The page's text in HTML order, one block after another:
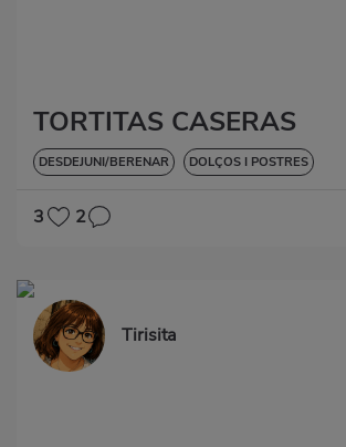
TORTITAS CASERAS
DESDEJUNI/BERENAR DOLÇOS I POSTRES
3 2
Tirisita